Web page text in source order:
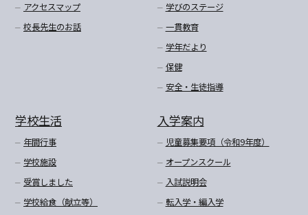
アクセスマップ
校長先生のお話
学びのステージ
一貫教育
学年だより
保健
安全・生徒指導
学校生活
年間行事
学校施設
受賞しました
学校給食（献立等）
入学案内
児童募集要項（令和9年度）
オープンスクール
入試説明会
転入学・編入学